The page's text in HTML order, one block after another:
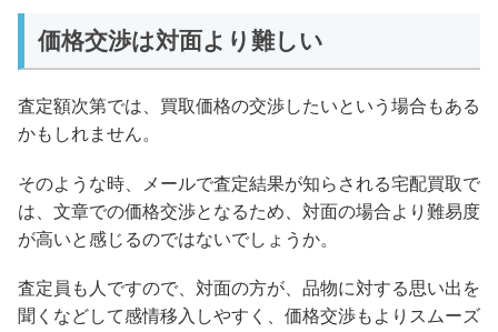
価格交渉は対面より難しい
査定額次第では、買取価格の交渉したいという場合もある
かもしれません。
そのような時、メールで査定結果が知らされる宅配買取で
は、文章での価格交渉となるため、対面の場合より難易度
が高いと感じるのではないでしょうか。
査定員も人ですので、対面の方が、品物に対する思い出を
聞くなどして感情移入しやすく、価格交渉もよりスムーズ